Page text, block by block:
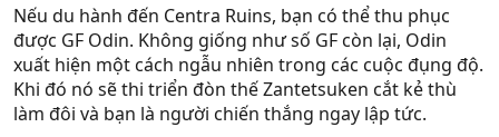
Nếu du hành đến Centra Ruins, bạn có thể thu phục
được GF Odin. Không giống như số GF còn lại, Odin
xuất hiện một cách ngẫu nhiên trong các cuộc đụng độ.
Khi đó nó sẽ thi triển đòn thế Zantetsuken cắt kẻ thù
làm đôi và bạn là người chiến thắng ngay lập tức.